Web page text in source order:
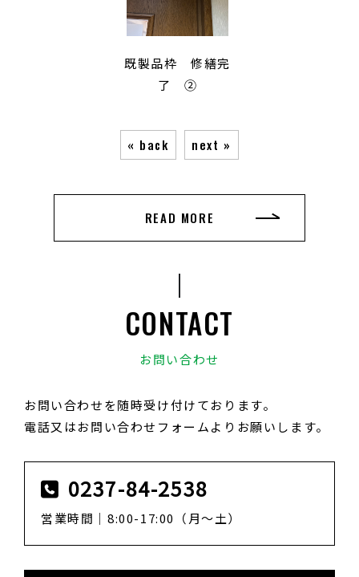
既製品枠 修繕完
了 ②
« back next »
READ MORE
CONTACT
お問い合わせ
お問い合わせを随時受け付けております。
電話又はお問い合わせフォームよりお願いします。
0237-84-2538
営業時間｜8:00-17:00（月～土）